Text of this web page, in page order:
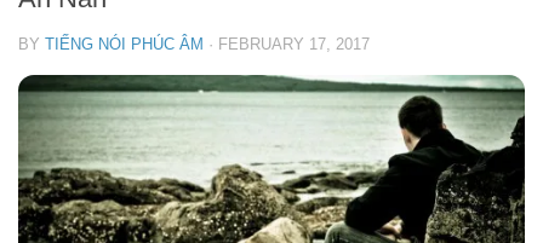
BY TIẾNG NÓI PHÚC ÂM · FEBRUARY 17, 2017